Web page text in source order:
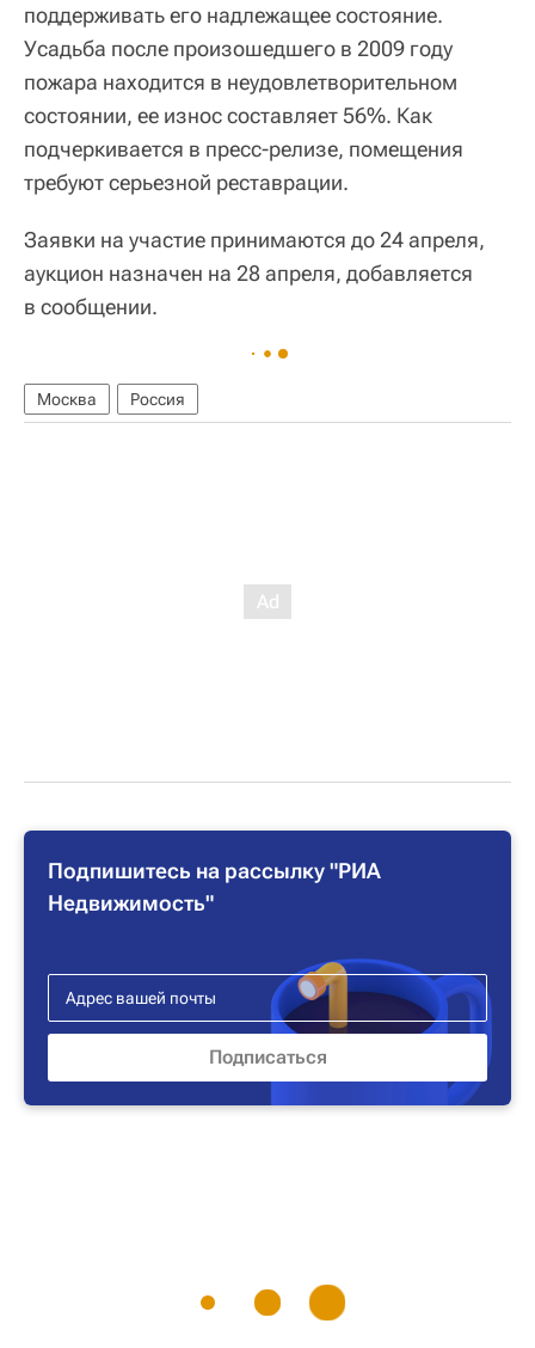
поддерживать его надлежащее состояние.
Усадьба после произошедшего в 2009 году
пожара находится в неудовлетворительном
состоянии, ее износ составляет 56%. Как
подчеркивается в пресс-релизе, помещения
требуют серьезной реставрации.
Заявки на участие принимаются до 24 апреля,
аукцион назначен на 28 апреля, добавляется
в сообщении.
Москва Россия
Подпишитесь на рассылку "РИА
Недвижимость"